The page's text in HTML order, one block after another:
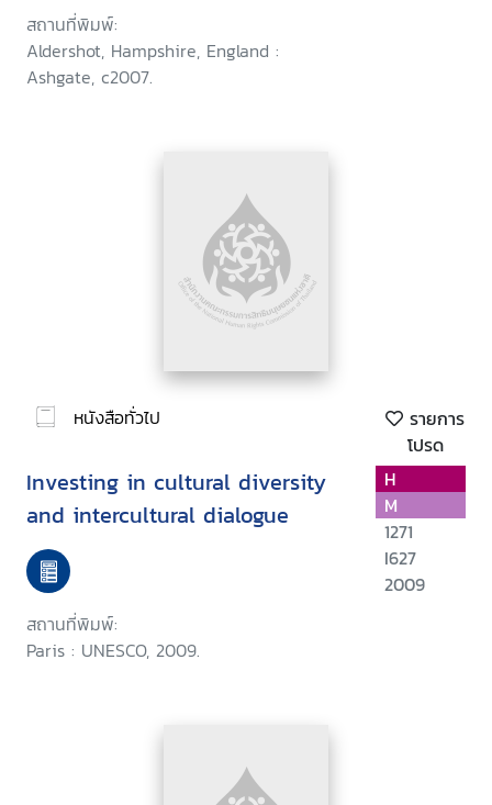
สถานที่พิมพ์:
Aldershot, Hampshire, England :
Ashgate, c2007.
หนังสือทั่วไป
รายการ
โปรด
Investing in cultural diversity
and intercultural dialogue
สถานที่พิมพ์:
Paris : UNESCO, 2009.
H
M
1271
I627
2009